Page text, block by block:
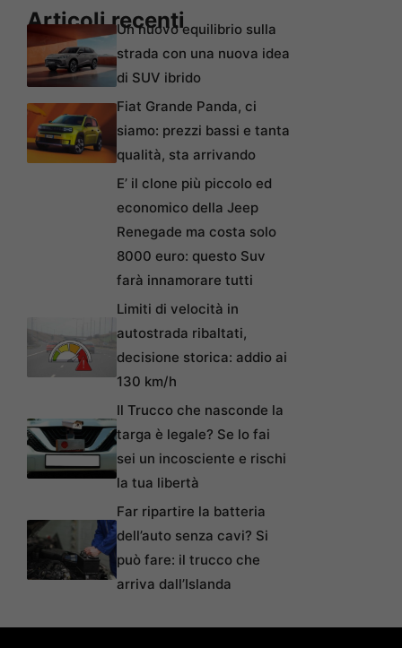
Articoli recentiUn nuovo equilibrio sulla
strada con una nuova idea
di SUV ibrido
Fiat Grande Panda, ci
siamo: prezzi bassi e tanta
qualità, sta arrivando
E’ il clone più piccolo ed
economico della Jeep
Renegade ma costa solo
8000 euro: questo Suv
farà innamorare tutti
Limiti di velocità in
autostrada ribaltati,
decisione storica: addio ai
130 km/h
Il Trucco che nasconde la
targa è legale? Se lo fai
sei un incosciente e rischi
la tua libertà
Far ripartire la batteria
dell’auto senza cavi? Si
può fare: il trucco che
arriva dall’Islanda